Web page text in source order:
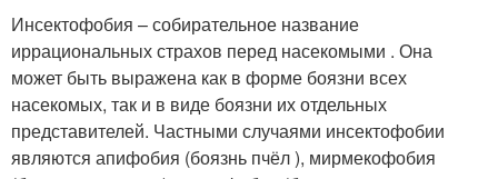
Инсектофобия – собирательное название
иррациональных страхов перед насекомыми . Она
может быть выражена как в форме боязни всех
насекомых, так и в виде боязни их отдельных
представителей. Частными случаями инсектофобии
являются апифобия (боязнь пчёл ), мирмекофобия